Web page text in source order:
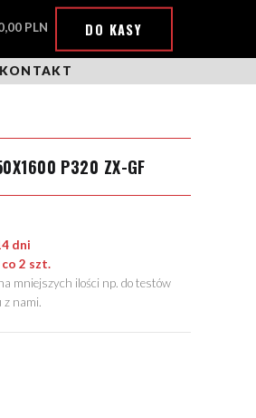
PLN DO KASY
KONTAKT
P320 ZX-GF
dni
co 2 szt.
mniejszych ilości np. do testów
z nami.